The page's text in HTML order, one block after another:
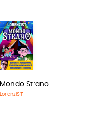
Mondo Strano
LorenzIST